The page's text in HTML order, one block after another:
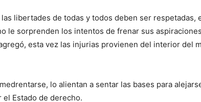
libertades de todas y todos deben ser respetadas,
le sorprenden los intentos de frenar sus
esta vez las injurias provienen del interior del
lo alientan a sentar las bases para
el Estado de derecho.